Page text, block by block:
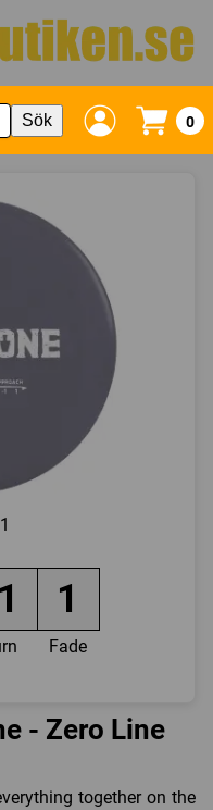
Sök 0
1
Fade
- Zero Line
together on the